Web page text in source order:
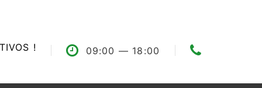
! 09:00 — 18:00